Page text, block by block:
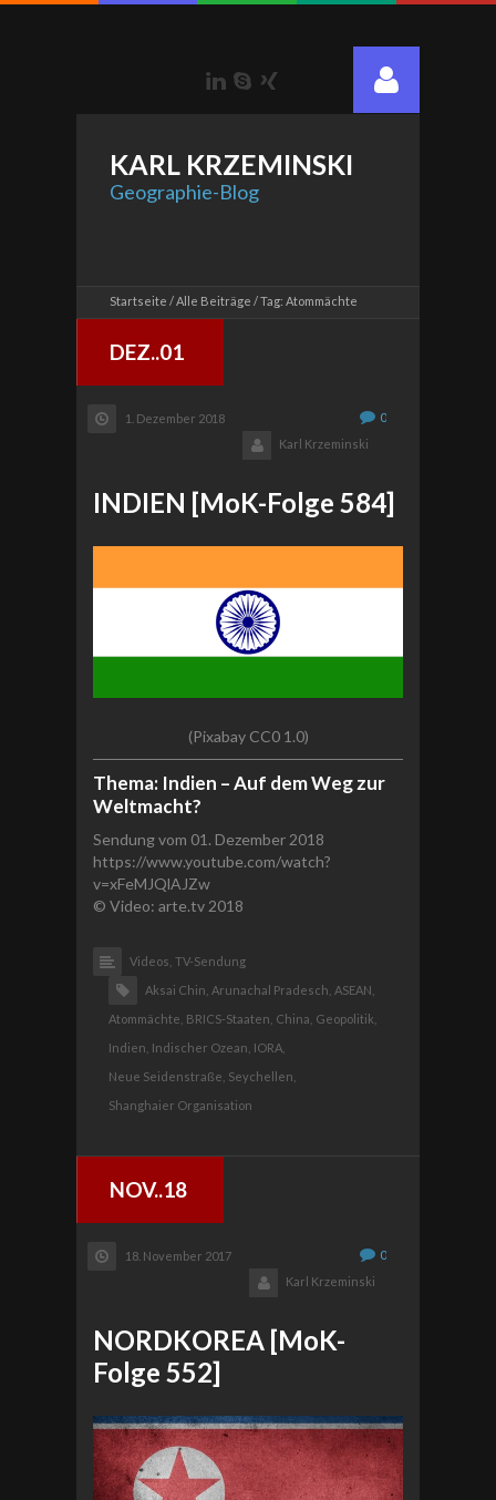
LinkedIn
Skype
KARL KRZEMINSKI
Geographie-Blog
Startseite Alle Beiträge Tag: Atommächte
DEZ..01
1. Dezember 2018
0
Karl Krzeminski
INDIEN [MoK-Folge 584]
(Pixabay CC0 1.0)
Thema: Indien – Auf dem Weg zur
Weltmacht?
Sendung vom 01. Dezember 2018
https://www.youtube.com/watch?
v=xFeMJQlAJZw
© Video: arte.tv 2018
Videos, TV-Sendung
Aksai Chin, Arunachal Pradesch, ASEAN,
Atommächte, BRICS-Staaten, China, Geopolitik,
Indien, Indischer Ozean, IORA,
Neue Seidenstraße, Seychellen,
Shanghaier Organisation
NOV..18
18. November 2017
0
Karl Krzeminski
NORDKOREA [MoK-
Folge 552]